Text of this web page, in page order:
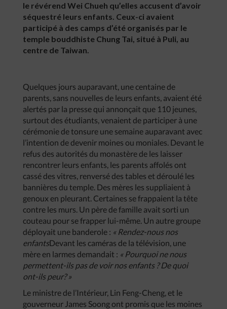
le révérend Wei Chueh qu’elles accusent d’avoir
séquestré leurs enfants. Ceux-ci avaient
participé à des camps d’été organisés par le
temple bouddhiste Chung Tai, situé à Puli, au
centre de Taiwan.
Quelques jours auparavant, une centaine de
parents, sans nouvelles de leurs enfants, avaient été
alertés par la presse qui annonçait que 110 jeunes,
surtout des étudiants, venaient de participer à une
cérémonie de tonsure une semaine auparavant avec
l’intention de devenir moines ou moniales. Devant le
refus des autorités du monastère de les laisser
rencontrer leurs enfants, les parents affolés ont
cassé des vitres, renversé des tables et déroulé les
bannières du temple. Des mères les suppliaient à
genoux en pleurant. Certaines se frappaient la tête
contre les murs. Un père de famille avait sorti un
couteau pour se frapper lui-même. Un autre groupe
déployait une banderole : « Rendez-nous nos
enfantsDevant les caméras de la télévision, une
mère en larmes demandait : « Pourquoi ne nous
permettent-ils pas de voir nos enfants ? De quoi
ont-ils peur? »
Le ministre de l’Intérieur, Lin Feng-Cheng, et le
gouverneur James Soong ont promis que les moines